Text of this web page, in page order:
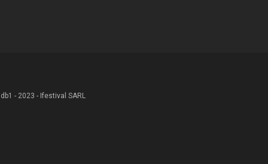
- 2023 - Ifestival SARL